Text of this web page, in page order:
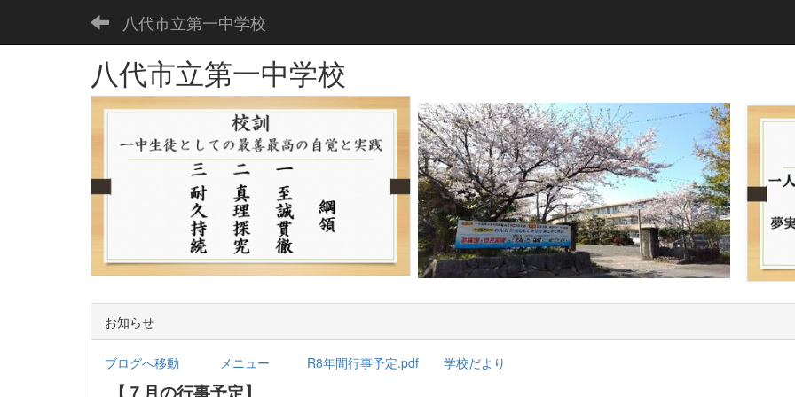
八代市立第一中学校
八代市立第一中学校
お知らせ
ブログへ移動 メニュー R8年間行事予定.pdf 学校だより
【７月の行事予定】